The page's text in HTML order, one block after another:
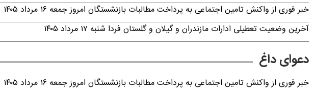
خبر فوری از واکنش تامین اجتماعی به پرداخت مطالبات بازنشستگان امروز جمعه ۱۶ مرداد ۱۴۰۵
آخرین وضعیت تعطیلی ادارات مازندران و گیلان و گلستان فردا شنبه ۱۷ مرداد ۱۴۰۵
دعوای داغ
خبر فوری از واکنش تامین اجتماعی به پرداخت مطالبات بازنشستگان امروز جمعه ۱۶ مرداد ۱۴۰۵